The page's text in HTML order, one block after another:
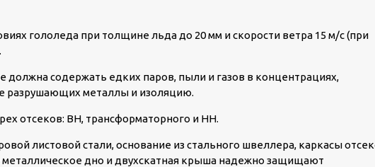
гололеда при толщине льда до 20 мм и скорости ветра 15 м/с (при
содержать едких паров, пыли и газов в концентрациях,
разрушающих металлы и изоляцию.
отсеков: ВН, трансформаторного и НН.
листовой стали, основание из стального швеллера, каркасы
дно и двухскатная крыша надежно защищают